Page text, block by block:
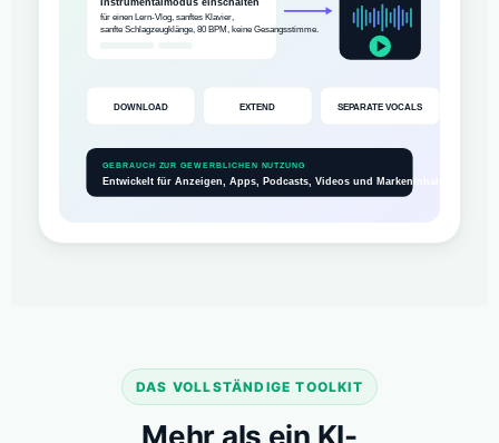
für einen Lern-Vlog, sanftes Klavier,
sanfte Schlagzeugklänge, 80 BPM, keine Gesangsstimme.
DOWNLOAD EXTEND SEPARATE VOCALS
GEBRAUCH ZUR GEWERBLICHEN NUTZUNG
Entwickelt für Anzeigen, Apps, Podcasts, Videos und Markeninhalte.
DAS VOLLSTÄNDIGE TOOLKIT
Mehr als ein KI-